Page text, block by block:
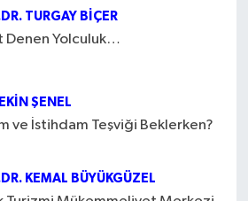
TURGAY BIÇER
Denen Yolculuk…
ŞENEL
ve İstihdam Teşviği Beklerken?
KEMAL BÜYÜKGÜZEL